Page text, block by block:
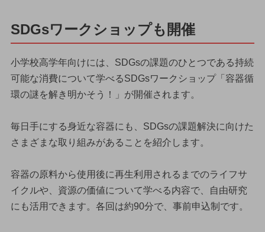
SDGsワークショップも開催
小学校高学年向けには、SDGsの課題のひとつである持続
可能な消費について学べるSDGsワークショップ「容器循
環の謎を解き明かそう！」が開催されます。
毎日手にする身近な容器にも、SDGsの課題解決に向けた
さまざまな取り組みがあることを紹介します。
容器の原料から使用後に再生利用されるまでのライフサ
イクルや、資源の価値について学べる内容で、自由研究
にも活用できます。各回は約90分で、事前申込制です。